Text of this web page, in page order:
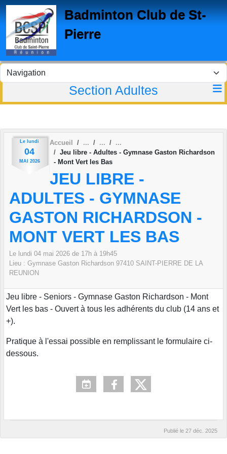
Badminton Club de St-
Pierre
Section Adultes
Le lundi
04
MAI 2026
Accueil
Jeu libre - Adultes - Gymnase Gaston Richardson
- Mont Vert les Bas
JEU LIBRE -
ADULTES - GYMNASE
GASTON RICHARDSON -
MONT VERT LES BAS
Le lundi 04 mai 2026 de 17h à 19h45
Lieu : Gymnase Gaston Richardson 97410 SAINT-PIERRE DE LA
REUNION
Jeu libre - Seniors - Gymnase Gaston Richardson - Mont
Vert les bas - Ouvert à tous les adhérents du club (14 ans et
+).
Pratique à l'essai possible en remplissant le formulaire ci-
dessous.
Publié le 27 déc. 2025
Panneau de gestion des cookies